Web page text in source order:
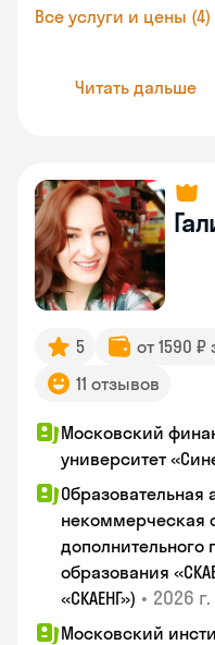
Все услуги и цены (4)
Читать дальше
5 от 1590 ₽
11 отзывов
Московский
университет
Образовательная
некоммерческая
дополнительного
образования
«СКАЕНГ») • 2026 г.
Московский